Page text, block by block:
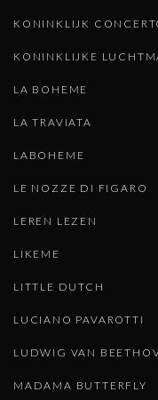
KONINKLIJK
KONINKLIJKE
LA BOHEME
LA TRAVIATA
LABOHEME
LE NOZZE DI FIGARO
LEREN LEZEN
LIKEME
LITTLE DUTCH
LUCIANO PAVAROTTI
LUDWIG VAN
MADAMA BUTTERFLY